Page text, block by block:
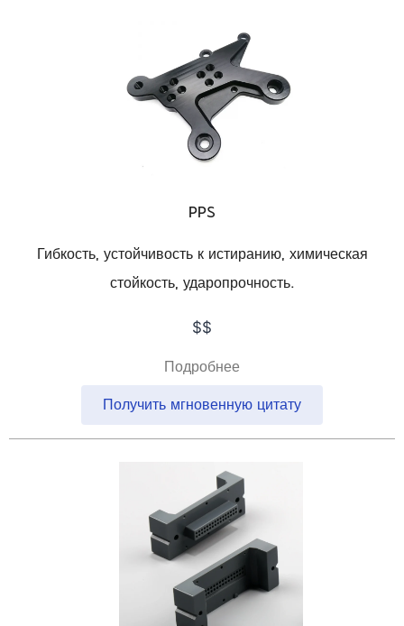
PPS
Гибкость, устойчивость к истиранию, химическая
стойкость, ударопрочность.
$$
Подробнее
Получить мгновенную цитату